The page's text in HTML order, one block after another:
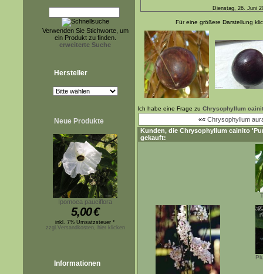
Verwenden Sie Stichworte, um
ein Produkt zu finden.
erweiterte Suche
Hersteller
Neue Produkte
Ipomoea pauciflora
5,00€
inkl. 7% Umsatzsteuer *
zzgl.Versandkosten, hier klicken
Informationen
Dienstag, 26. Juni
Für eine größere Darstellung
Ich habe eine Frage zu Chrysophyllum
«« Chrysophyllum
Kunden, die Chrysophyllum cainito
gekauft: